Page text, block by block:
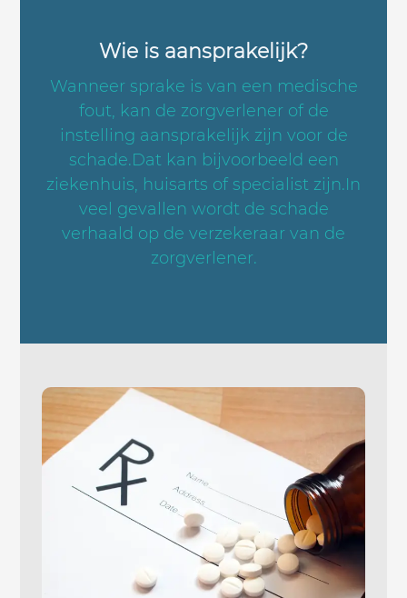
Wie is aansprakelijk?
Wanneer sprake is van een medische
fout, kan de zorgverlener of de
instelling aansprakelijk zijn voor de
schade.Dat kan bijvoorbeeld een
ziekenhuis, huisarts of specialist zijn.In
veel gevallen wordt de schade
verhaald op de verzekeraar van de
zorgverlener.